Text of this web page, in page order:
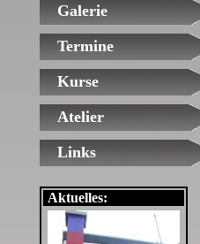
Galerie
Termine
Kurse
Atelier
Links
Aktuelles: